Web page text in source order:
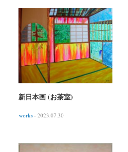
新日本画 (お茶室)
works - 2023.07.30